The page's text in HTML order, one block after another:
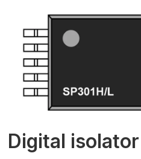
Digital